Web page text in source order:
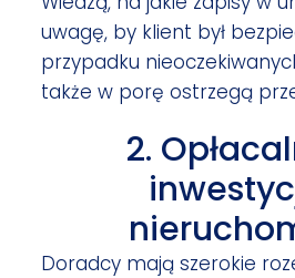
uwagę, by klient był
przypadku
także w porę ostrzegą
2.
Doradcy mają szerokie